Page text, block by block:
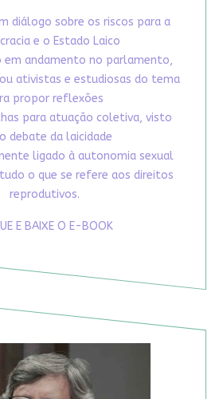
diálogo sobre os riscos para a
e o Estado Laico
em andamento no parlamento,
ativistas e estudiosas do tema
propor reflexões
para atuação coletiva, visto
debate da laicidade
ligado à autonomia sexual
o que se refere aos direitos
reprodutivos.
E BAIXE O E-BOOK